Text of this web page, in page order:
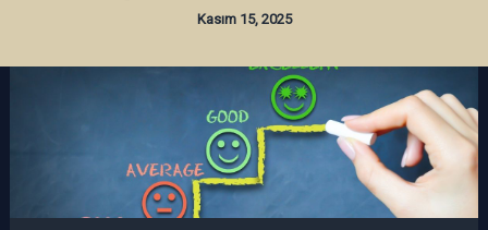
Kasım 15, 2025